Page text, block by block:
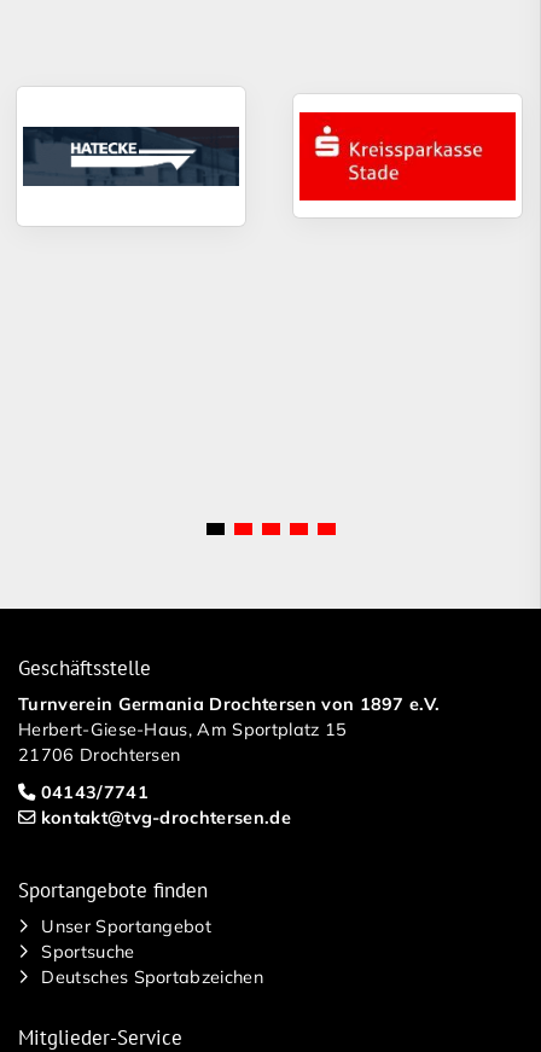
Geschäftsstelle
Turnverein Germania Drochtersen von 1897 e.V.
Herbert-Giese-Haus, Am Sportplatz 15
21706 Drochtersen
04143/7741
kontakt@tvg-drochtersen.de
Sportangebote finden
Unser Sportangebot
Sportsuche
Deutsches Sportabzeichen
Mitglieder-Service